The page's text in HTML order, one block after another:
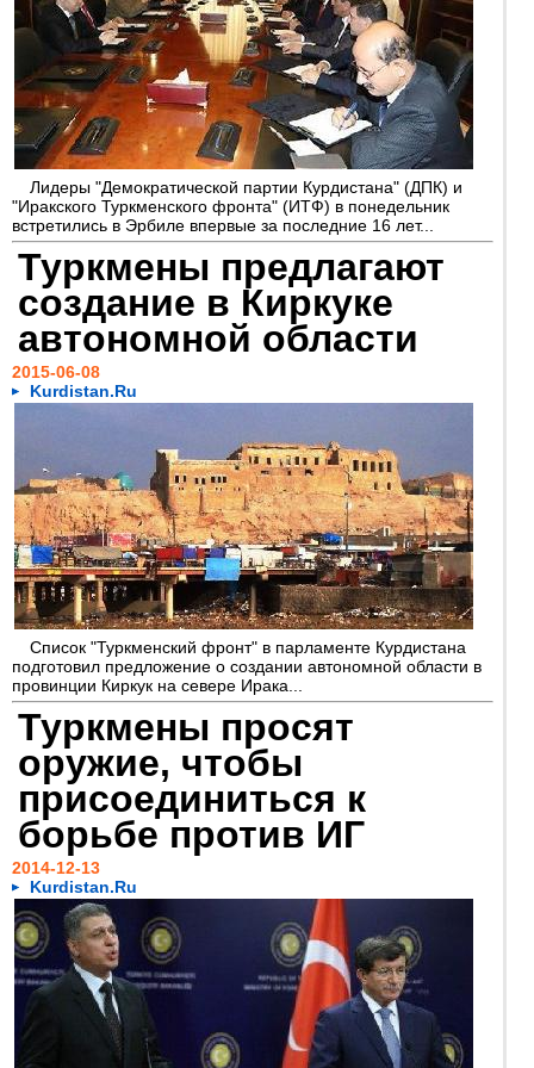
Лидеры "Демократической партии Курдистана" (ДПК) и
"Иракского Туркменского фронта" (ИТФ) в понедельник
встретились в Эрбиле впервые за последние 16 лет...
Туркмены предлагают
создание в Киркуке
автономной области
2015-06-08
Kurdistan.Ru
Список "Туркменский фронт" в парламенте Курдистана
подготовил предложение о создании автономной области в
провинции Киркук на севере Ирака...
Туркмены просят
оружие, чтобы
присоединиться к
борьбе против ИГ
2014-12-13
Kurdistan.Ru